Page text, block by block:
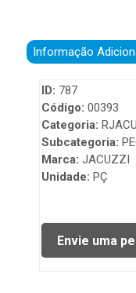
Informação
ID: 787
Código: 00393
Categoria:
Subcategoria:
Marca: JACUZZI
Unidade: PÇ